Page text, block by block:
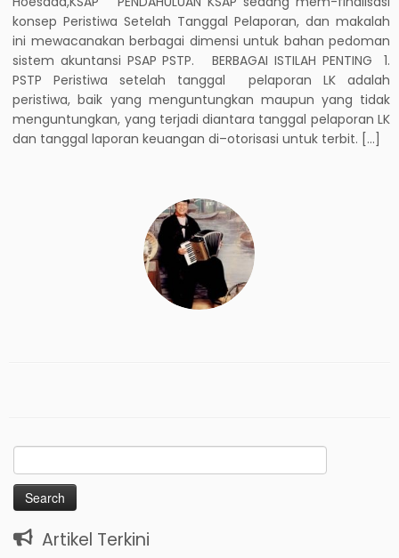
konsep Peristiwa Setelah Tanggal Pelaporan, dan makalah
ini mewacanakan berbagai dimensi untuk bahan pedoman
sistem akuntansi PSAP PSTP. BERBAGAI ISTILAH PENTING 1.
PSTP Peristiwa setelah tanggal pelaporan LK adalah
peristiwa, baik yang menguntungkan maupun yang tidak
menguntungkan, yang terjadi diantara tanggal pelaporan LK
dan tanggal laporan keuangan di–otorisasi untuk terbit. […]
Search
for:
Artikel Terkini